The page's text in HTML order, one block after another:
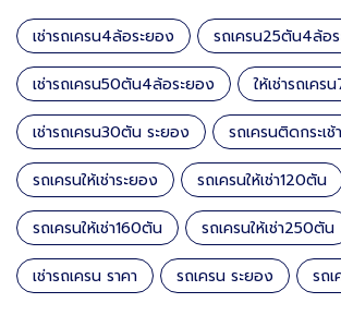
เช่ารถเครน4ล้อระยอง รถเครน25ตัน4ล้อ
เช่ารถเครน50ตัน4ล้อระยอง ให้เช่ารถเค
เช่ารถเครน30ตัน ระยอง รถเครนติดกระเ
รถเครนให้เช่าระยอง รถเครนให้เช่า120ตัน
รถเครนให้เช่า160ตัน รถเครนให้เช่า250ตัน
เช่ารถเครน ราคา รถเครน ระยอง รถเ